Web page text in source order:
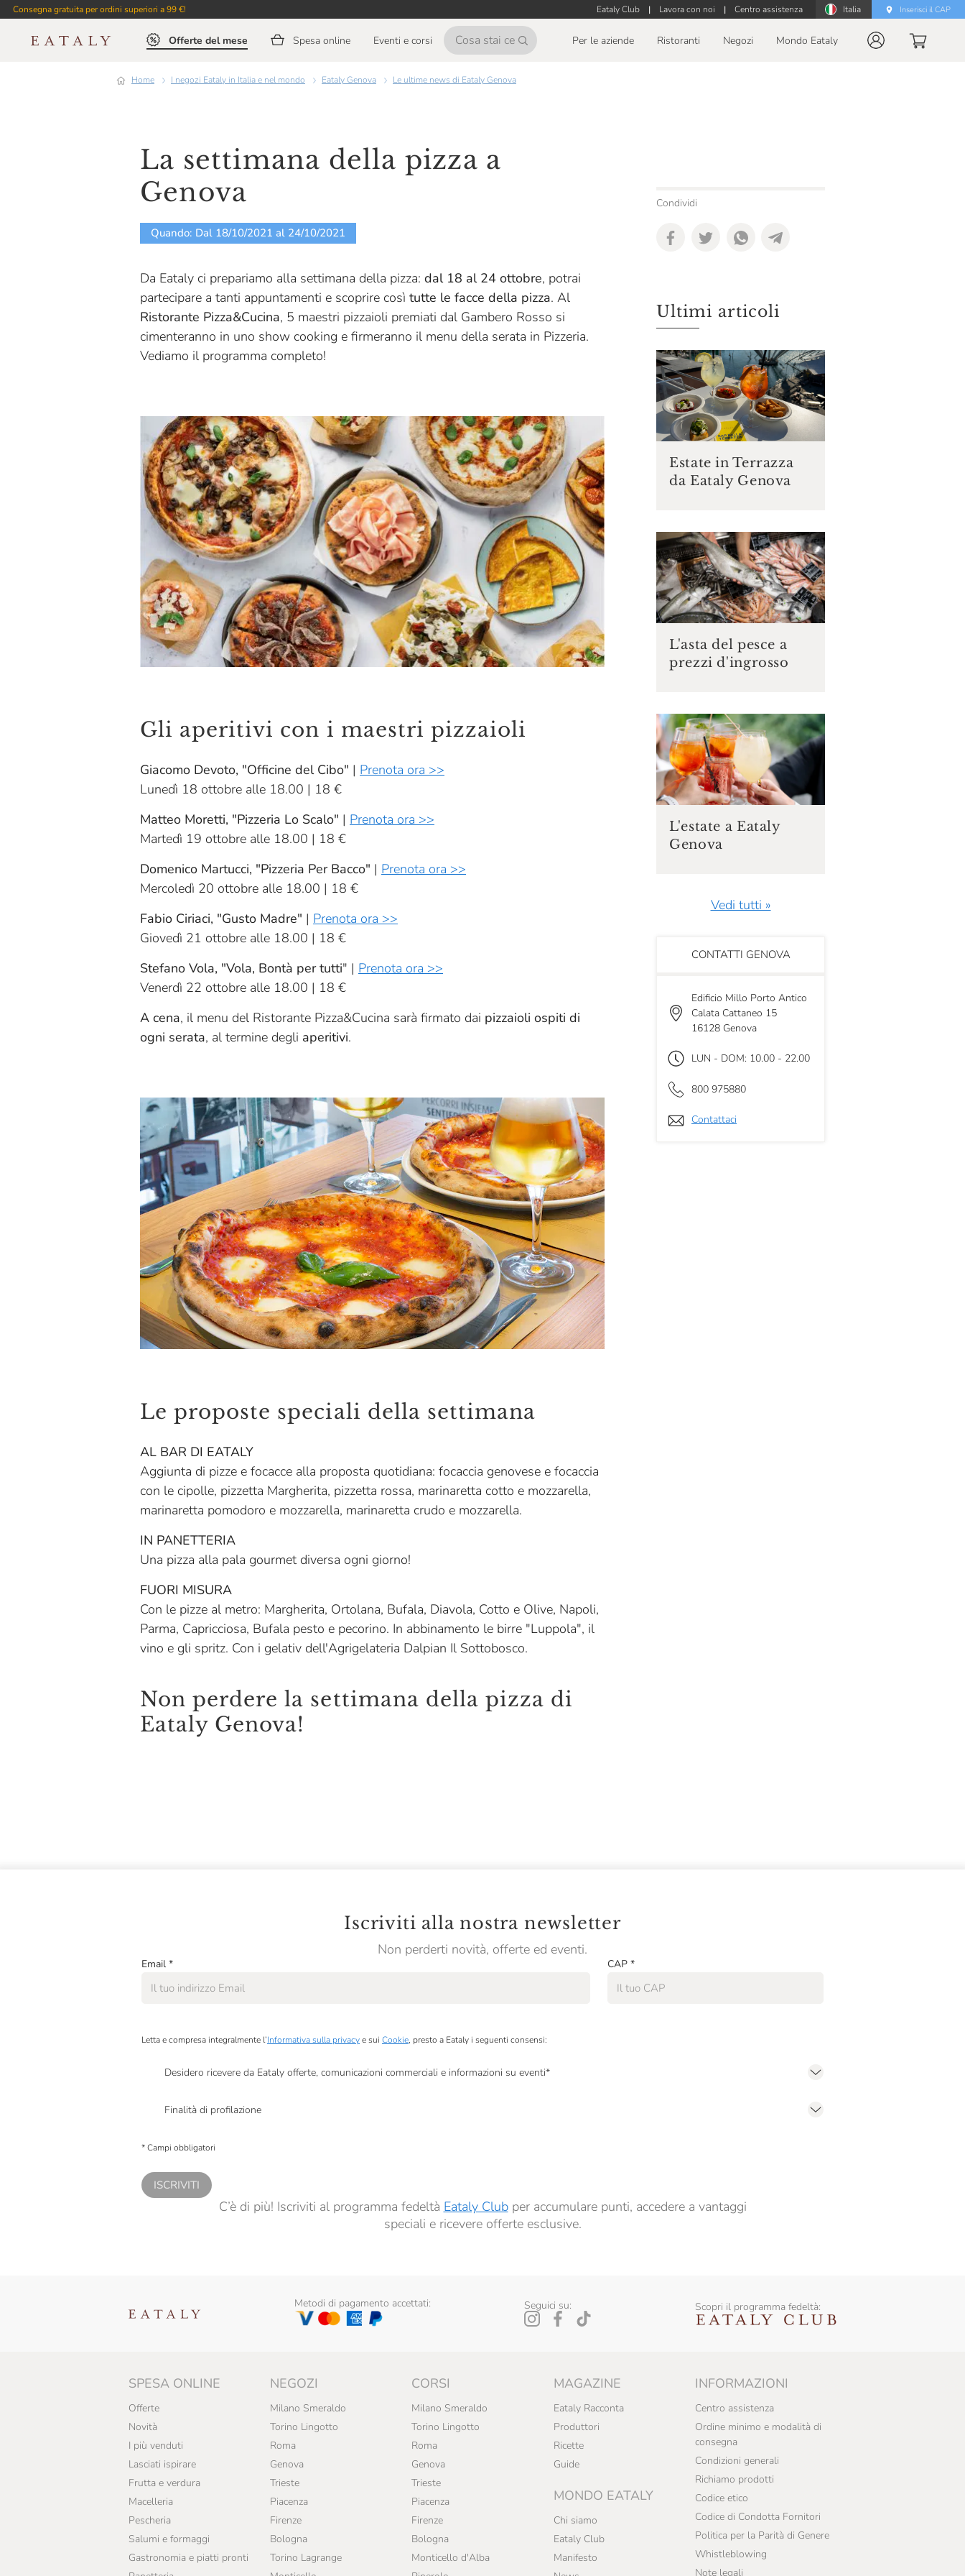
Consegna gratuita per ordini superiori a 99 €! Eataly Club | Lavora con noi | Centro assistenza Italia Inserisci il CAP
Offerte del mese Spesa online Eventi e corsi Per le aziende Ristoranti Negozi Mondo Eataly
Home I negozi Eataly in Italia e nel mondo Eataly Genova Le ultime news di Eataly Genova
La settimana della pizza a
Genova
Quando: Dal 18/10/2021 al 24/10/2021
Da Eataly ci prepariamo alla settimana della pizza: dal 18 al 24 ottobre, potrai
partecipare a tanti appuntamenti e scoprire così tutte le facce della pizza. Al
Ristorante Pizza&Cucina, 5 maestri pizzaioli premiati dal Gambero Rosso si
cimenteranno in uno show cooking e firmeranno il menu della serata in Pizzeria.
Vediamo il programma completo!
Gli aperitivi con i maestri pizzaioli
Giacomo Devoto, "Officine del Cibo" | Prenota ora >>
Lunedì 18 ottobre alle 18.00 | 18 €
Matteo Moretti, "Pizzeria Lo Scalo" | Prenota ora >>
Martedì 19 ottobre alle 18.00 | 18 €
Domenico Martucci, "Pizzeria Per Bacco" | Prenota ora >>
Mercoledì 20 ottobre alle 18.00 | 18 €
Fabio Ciriaci, "Gusto Madre" | Prenota ora >>
Giovedì 21 ottobre alle 18.00 | 18 €
Stefano Vola, "Vola, Bontà per tutti" | Prenota ora >>
Venerdì 22 ottobre alle 18.00 | 18 €
A cena, il menu del Ristorante Pizza&Cucina sarà firmato dai pizzaioli ospiti di
ogni serata, al termine degli aperitivi.
Le proposte speciali della settimana
AL BAR DI EATALY
Aggiunta di pizze e focacce alla proposta quotidiana: focaccia genovese e focaccia
con le cipolle, pizzetta Margherita, pizzetta rossa, marinaretta cotto e mozzarella,
marinaretta pomodoro e mozzarella, marinaretta crudo e mozzarella.
IN PANETTERIA
Una pizza alla pala gourmet diversa ogni giorno!
FUORI MISURA
Con le pizze al metro: Margherita, Ortolana, Bufala, Diavola, Cotto e Olive, Napoli,
Parma, Capricciosa, Bufala pesto e pecorino. In abbinamento le birre "Luppola", il
vino e gli spritz. Con i gelativ dell'Agrigelateria Dalpian Il Sottobosco.
Non perdere la settimana della pizza di
Eataly Genova!
Condividi
Ultimi articoli
Estate in Terrazza
da Eataly Genova
L'asta del pesce a
prezzi d'ingrosso
L'estate a Eataly
Genova
Vedi tutti »
CONTATTI GENOVA
Edificio Millo Porto Antico
Calata Cattaneo 15
16128 Genova
LUN - DOM: 10.00 - 22.00
800 975880
Contattaci
Iscriviti alla nostra newsletter
Non perderti novità, offerte ed eventi.
Email * CAP *
Letta e compresa integralmente l’Informativa sulla privacye sui Cookie, presto a Eataly i seguenti consensi:
Desidero ricevere da Eataly offerte, comunicazioni commerciali e informazioni su eventi*
Finalità di profilazione
* Campi obbligatori
ISCRIVITI
C’è di più! Iscriviti al programma fedeltà Eataly Clubper accumulare punti, accedere a vantaggi
speciali e ricevere offerte esclusive.
Metodi di pagamento accettati: Seguici su: Scopri il programma fedeltà:
SPESA ONLINE
Offerte
Novità
I più venduti
Lasciati ispirare
Frutta e verdura
Macelleria
Pescheria
Salumi e formaggi
Gastronomia e piatti pronti
NEGOZI
Milano Smeraldo
Torino Lingotto
Roma
Genova
Trieste
Piacenza
Firenze
Bologna
Torino Lagrange
CORSI
Milano Smeraldo
Torino Lingotto
Roma
Genova
Trieste
Piacenza
Firenze
Bologna
Monticello d'Alba
MAGAZINE
Eataly Racconta
Produttori
Ricette
Guide
MONDO EATALY
Chi siamo
Eataly Club
Manifesto
INFORMAZIONI
Centro assistenza
Ordine minimo e modalità di
consegna
Condizioni generali
Richiamo prodotti
Codice etico
Codice di Condotta Fornitori
Politica per la Parità di Genere
Whistleblowing
Note legali